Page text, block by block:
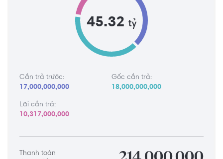
45.32 tỷ
Cần trả trước:
17,000,000,000
Gốc cần trả:
18,000,000,000
Lãi cần trả:
10,317,000,000
Thanh toán